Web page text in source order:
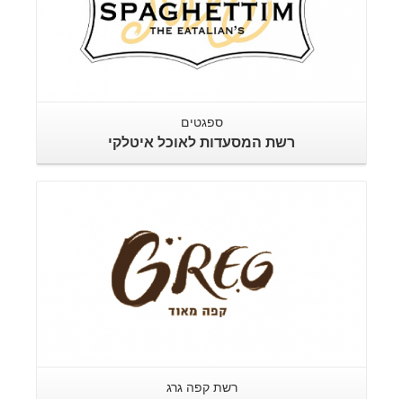
ספגטים
רשת המסעדות לאוכל איטלקי
רשת קפה גרג